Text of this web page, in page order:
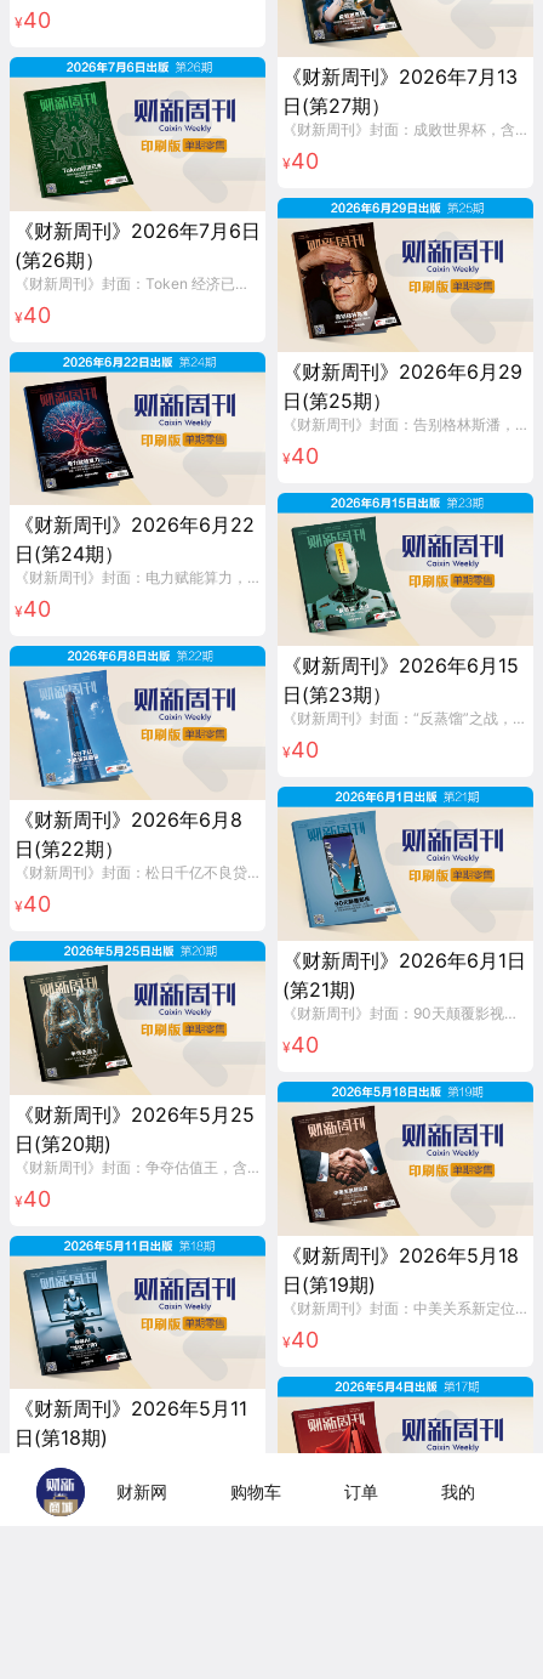
¥40
《财新周刊》2026年7月6日
(第26期）
《财新周刊》封面：Token 经济已来，含《财新周刊》印刷版1本。
¥40
《财新周刊》2026年6月22
日(第24期）
《财新周刊》封面：电力赋能算力，含《财新周刊》印刷版1本。
¥40
《财新周刊》2026年6月8
日(第22期）
《财新周刊》封面：松日千亿不良贷款曲折，含《财新周刊》印刷版1本。
¥40
《财新周刊》2026年5月25
日(第20期)
《财新周刊》封面：争夺估值王，含《财新周刊》印刷版1本。
¥40
《财新周刊》2026年5月11
日(第18期)
40
《财新周刊》2026年7月13
日(第27期）
《财新周刊》封面：成败世界杯，含《财新周刊》印刷版1本。
¥40
《财新周刊》2026年6月29
日(第25期）
《财新周刊》封面：告别格林斯潘，含《财新周刊》印刷版1本。
¥40
《财新周刊》2026年6月15
日(第23期）
《财新周刊》封面：“反蒸馏”之战，含《财新周刊》印刷版1本。
¥40
《财新周刊》2026年6月1日
(第21期)
《财新周刊》封面：90天颠覆影视，含《财新周刊》印刷版1本。
¥40
《财新周刊》2026年5月18
日(第19期)
《财新周刊》封面：中美关系新定位，含《财新周刊》印刷版1本。
¥40
财新网 购物车 订单 我的